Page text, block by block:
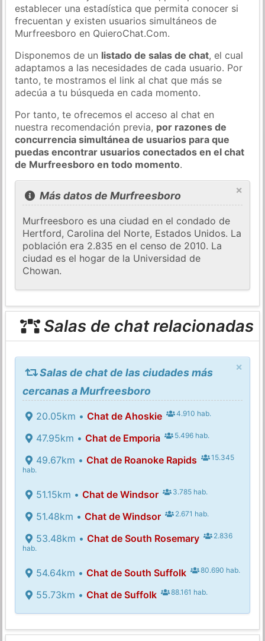
establecer una estadística que permita conocer si
frecuentan y existen usuarios simultáneos de
Murfreesboro en QuieroChat.Com.
Disponemos de un listado de salas de chat, el cual
adaptamos a las necesidades de cada usuario. Por
tanto, te mostramos el link al chat que más se
adecúa a tu búsqueda en cada momento.
Por tanto, te ofrecemos el acceso al chat en
nuestra recomendación previa, por razones de
concurrencia simultánea de usuarios para que
puedas encontrar usuarios conectados en el chat
de Murfreesboro en todo momento.
×
Más datos de Murfreesboro
Murfreesboro es una ciudad en el condado de
Hertford, Carolina del Norte, Estados Unidos. La
población era 2.835 en el censo de 2010. La
ciudad es el hogar de la Universidad de
Chowan.
Salas de chat relacionadas
×
Salas de chat de las ciudades más
cercanas a Murfreesboro
20.05km • Chat de Ahoskie 4.910 hab.
47.95km • Chat de Emporia 5.496 hab.
49.67km • Chat de Roanoke Rapids
15.345
hab.
51.15km • Chat de Windsor 3.785 hab.
51.48km • Chat de Windsor 2.671 hab.
53.48km • Chat de South Rosemary
2.836
hab.
54.64km • Chat de South Suffolk 80.690 hab.
55.73km • Chat de Suffolk 88.161 hab.